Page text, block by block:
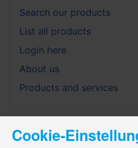
Search our products
List all products
Login here
About us
Products and services
Cookie-